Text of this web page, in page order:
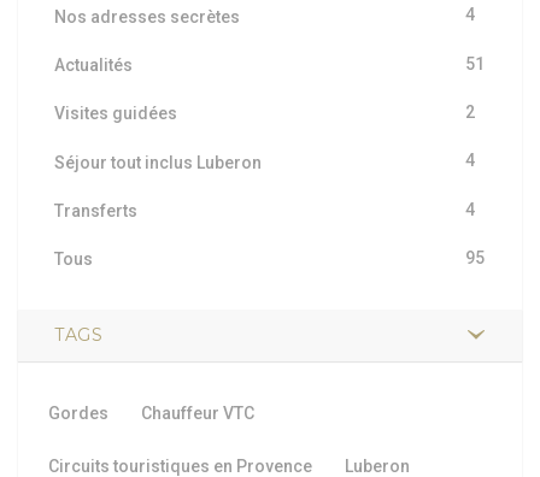
Nos adresses secrètes 4
Actualités 51
Visites guidées 2
Séjour tout inclus Luberon 4
Transferts 4
Tous 95
TAGS
Gordes Chauffeur VTC
Circuits touristiques en Provence Luberon